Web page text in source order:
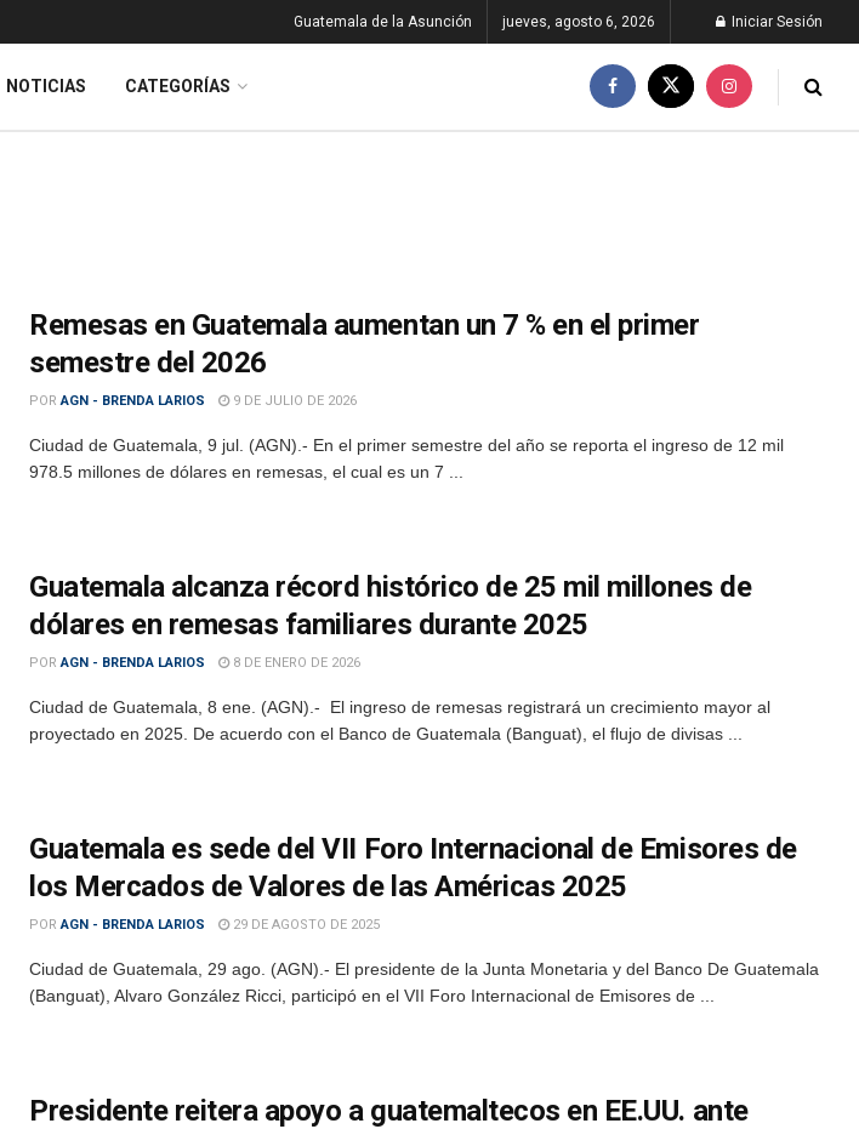
Guatemala de la Asunción jueves, agosto 6, 2026 Iniciar Sesión
NOTICIAS CATEGORÍAS
Remesas en Guatemala aumentan un 7 % en el primer
semestre del 2026
POR AGN - BRENDA LARIOS 9 DE JULIO DE 2026
Ciudad de Guatemala, 9 jul. (AGN).- En el primer semestre del año se reporta el ingreso de 12 mil
978.5 millones de dólares en remesas, el cual es un 7 ...
Guatemala alcanza récord histórico de 25 mil millones de
dólares en remesas familiares durante 2025
POR AGN - BRENDA LARIOS 8 DE ENERO DE 2026
Ciudad de Guatemala, 8 ene. (AGN).- El ingreso de remesas registrará un crecimiento mayor al
proyectado en 2025. De acuerdo con el Banco de Guatemala (Banguat), el flujo de divisas ...
Guatemala es sede del VII Foro Internacional de Emisores de
los Mercados de Valores de las Américas 2025
POR AGN - BRENDA LARIOS 29 DE AGOSTO DE 2025
Ciudad de Guatemala, 29 ago. (AGN).- El presidente de la Junta Monetaria y del Banco De Guatemala
(Banguat), Alvaro González Ricci, participó en el VII Foro Internacional de Emisores de ...
Presidente reitera apoyo a guatemaltecos en EE.UU. ante